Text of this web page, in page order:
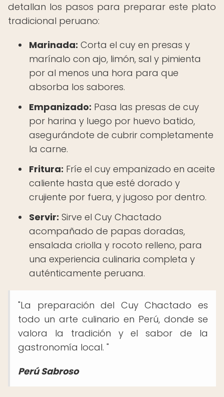
detallan los pasos para preparar este plato
tradicional peruano:
Marinada: Corta el cuy en presas y
marínalo con ajo, limón, sal y pimienta
por al menos una hora para que
absorba los sabores.
Empanizado: Pasa las presas de cuy
por harina y luego por huevo batido,
asegurándote de cubrir completamente
la carne.
Fritura: Fríe el cuy empanizado en aceite
caliente hasta que esté dorado y
crujiente por fuera, y jugoso por dentro.
Servir: Sirve el Cuy Chactado
acompañado de papas doradas,
ensalada criolla y rocoto relleno, para
una experiencia culinaria completa y
auténticamente peruana.
"La preparación del Cuy Chactado es
todo un arte culinario en Perú, donde se
valora la tradición y el sabor de la
gastronomía local. "
Perú Sabroso